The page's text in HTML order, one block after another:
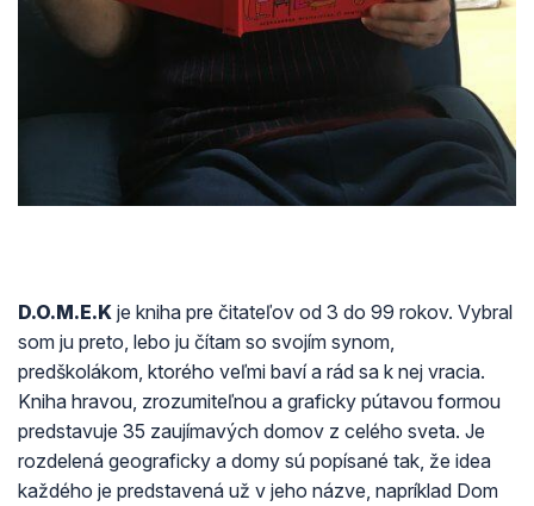
D.O.M.E.K je kniha pre čitateľov od 3 do 99 rokov. Vybral
som ju preto, lebo ju čítam so svojím synom,
predškolákom, ktorého veľmi baví a rád sa k nej vracia.
Kniha hravou, zrozumiteľnou a graficky pútavou formou
predstavuje 35 zaujímavých domov z celého sveta. Je
rozdelená geograficky a domy sú popísané tak, že idea
každého je predstavená už v jeho názve, napríklad Dom